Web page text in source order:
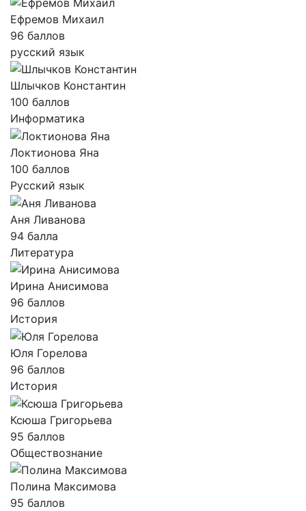
Ефремов Михаил
96 баллов
русский язык
Шлычков Константин
100 баллов
Информатика
Локтионова Яна
100 баллов
Русский язык
Аня Ливанова
94 балла
Литература
Ирина Анисимова
96 баллов
История
Юля Горелова
96 баллов
История
Ксюша Григорьева
95 баллов
Обществознание
Полина Максимова
95 баллов